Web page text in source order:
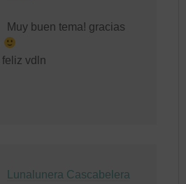
Muy buen tema! gracias
vdln
Lunalunera Cascabelera